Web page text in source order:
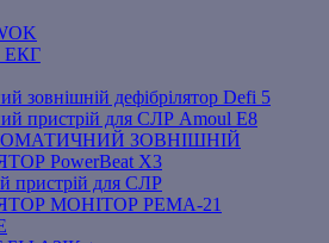
ЕКГ
зовнішній дефібрілятор Defi 5
пристрій для СЛР Amoul E8
ЗОВНІШНІЙ
PowerBeat X3
пристрій для СЛР
МОНІТОР РЕМА-21